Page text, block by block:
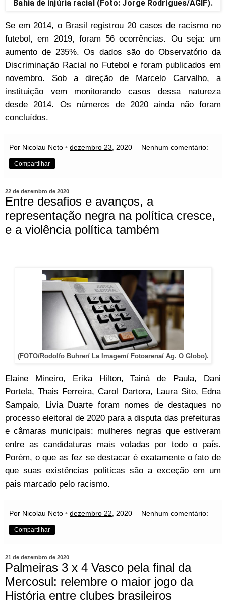
Bahia de injúria racial (Foto: Jorge Rodrigues/AGIF).
Se em 2014, o Brasil registrou 20 casos de racismo no
futebol, em 2019, foram 56 ocorrências. Ou seja: um
aumento de 235%. Os dados são do Observatório da
Discriminação Racial no Futebol e foram publicados em
novembro. Sob a direção de Marcelo Carvalho, a
instituição vem monitorando casos dessa natureza
desde 2014. Os números de 2020 ainda não foram
concluídos.
Por Nicolau Neto • dezembro 23, 2020 Nenhum comentário:
Compartilhar
22 de dezembro de 2020
Entre desafios e avanços, a
representação negra na política cresce,
e a violência política também
(FOTO/Rodolfo Buhrer/ La Imagem/ Fotoarena/ Ag. O Globo).
Elaine Mineiro, Erika Hilton, Tainá de Paula, Dani
Portela, Thais Ferreira, Carol Dartora, Laura Sito, Edna
Sampaio, Livia Duarte foram nomes de destaques no
processo eleitoral de 2020 para a disputa das prefeituras
e câmaras municipais: mulheres negras que estiveram
entre as candidaturas mais votadas por todo o país.
Porém, o que as fez se destacar é exatamente o fato de
que suas existências políticas são a exceção em um
país marcado pelo racismo.
Por Nicolau Neto • dezembro 22, 2020 Nenhum comentário:
Compartilhar
21 de dezembro de 2020
Palmeiras 3 x 4 Vasco pela final da
Mercosul: relembre o maior jogo da
História entre clubes brasileiros